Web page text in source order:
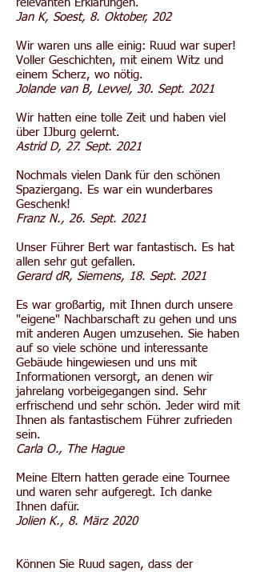
relevanten Erklärungen.
Jan K, Soest, 8. Oktober, 202
Wir waren uns alle einig: Ruud war super!
Voller Geschichten, mit einem Witz und
einem Scherz, wo nötig.
Jolande van B, Levvel, 30. Sept. 2021
Wir hatten eine tolle Zeit und haben viel
über IJburg gelernt.
Astrid D, 27. Sept. 2021
Nochmals vielen Dank für den schönen
Spaziergang. Es war ein wunderbares
Geschenk!
Franz N., 26. Sept. 2021
Unser Führer Bert war fantastisch. Es hat
allen sehr gut gefallen.
Gerard dR, Siemens, 18. Sept. 2021
Es war großartig, mit Ihnen durch unsere
"eigene" Nachbarschaft zu gehen und uns
mit anderen Augen umzusehen. Sie haben
auf so viele schöne und interessante
Gebäude hingewiesen und uns mit
Informationen versorgt, an denen wir
jahrelang vorbeigegangen sind. Sehr
erfrischend und sehr schön. Jeder wird mit
Ihnen als fantastischem Führer zufrieden
sein.
Carla O., The Hague
Meine Eltern hatten gerade eine Tournee
und waren sehr aufgeregt. Ich danke
Ihnen dafür.
Jolien K., 8. März 2020
Können Sie Ruud sagen, dass der